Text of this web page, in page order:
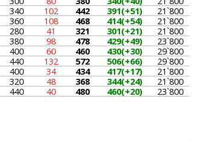
340 102 442 391(+51)
21`800
360 108 468 414(+54)
21`800
280 41 321 301(+21)
21`800
380 98 478 429(+49)
23`800
400 60 460 430(+30)
29`800
440 132 572 506(+66)
29`800
400 34 434 417(+17)
21`800
320 48 368 344(+24)
21`800
440 40 480 460(+20) 23`800